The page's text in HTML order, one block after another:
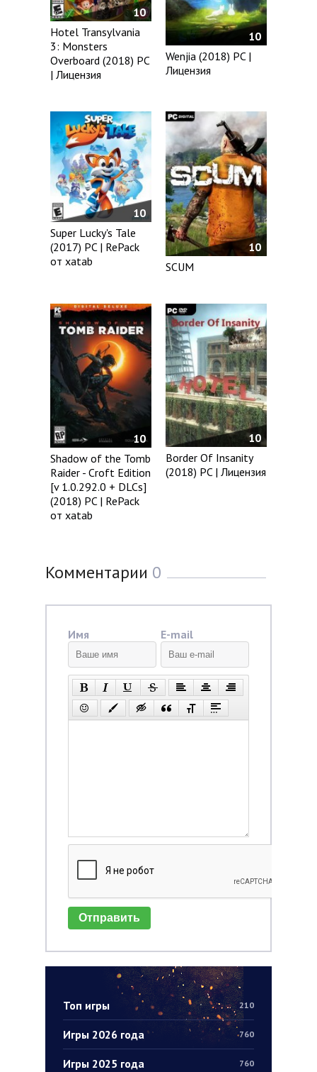
Топ игры 210
Игры 2026 года 760
Игры 2025 года 760
10
Hotel Transylvania
3: Monsters
Overboard (2018) PC
| Лицензия
10
Wenjia (2018) PC |
Лицензия
10
Super Lucky's Tale
(2017) PC | RePack
от xatab
10
SCUM
10
Shadow of the Tomb
Raider - Croft Edition
[v 1.0.292.0 + DLCs]
(2018) PC | RePack
от xatab
10
Border Of Insanity
(2018) PC | Лицензия
Комментарии 0
Имя E-mail
Отправить